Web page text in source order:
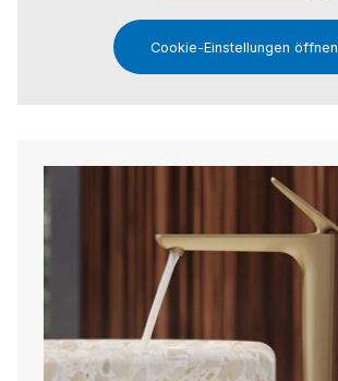
Cookie-Einstellungen öffnen